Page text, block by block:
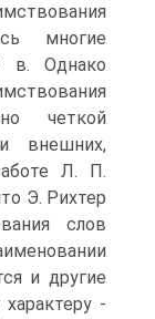
многие
в. Однако
четкой
внешних,
Л. П.
Э. Рихтер
слов
и другие
-